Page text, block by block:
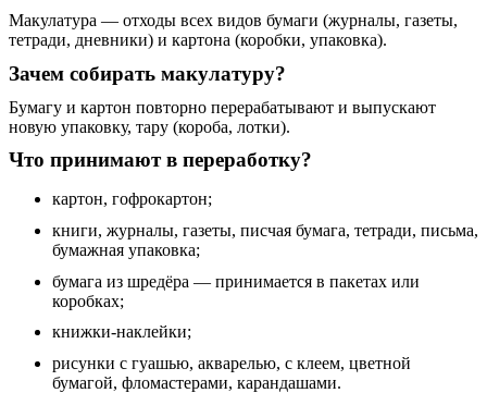
Макулатура — отходы всех видов бумаги (журналы, газеты,
тетради, дневники) и картона (коробки, упаковка).
Зачем собирать макулатуру?
Бумагу и картон повторно перерабатывают и выпускают
новую упаковку, тару (короба, лотки).
Что принимают в переработку?
картон, гофрокартон;
книги, журналы, газеты, писчая бумага, тетради, письма,
бумажная упаковка;
бумага из шредёра — принимается в пакетах или
коробках;
книжки-наклейки;
рисунки с гуашью, акварелью, с клеем, цветной
бумагой, фломастерами, карандашами.